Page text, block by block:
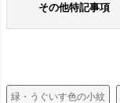
その他特記事項
緑・うぐいす色の小紋